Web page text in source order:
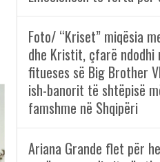
Foto/ “Kriset” miqësia
dhe Kristit, çfarë ndodhi
fitueses së Big Brother
ish-banorit të shtëpisë
famshme në Shqipëri
Ariana Grande flet për